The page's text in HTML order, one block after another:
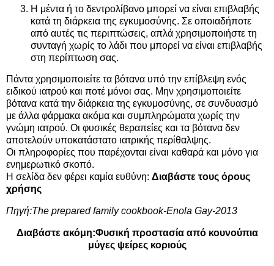
Η μέντα ή το δεντρολίβανο μπορεί να είναι επιβλαβής
κατά τη διάρκεια της εγκυμοσύνης. Σε οποιαδήποτε
από αυτές τις περιπτώσεις, απλά χρησιμοποιήστε τη
συνταγή χωρίς το λάδι που μπορεί να είναι επιβλαβής
στη περίπτωση σας.
Πάντα χρησιμοποιείτε τα βότανα υπό την επίβλεψη ενός
ειδικού ιατρού και ποτέ μόνοι σας. Μην χρησιμοποιείτε
βότανα κατά την διάρκεια της εγκυμοσύνης, σε συνδυασμό
με άλλα φάρμακα ακόμα και συμπληρώματα χωρίς την
γνώμη ιατρού. Οι φυσικές θεραπείες και τα βότανα δεν
αποτελούν υποκατάστατο ιατρικής περίθαλψης.
Οι πληροφορίες που παρέχονται είναι καθαρά και μόνο για
ενημερωτικό σκοπό.
Η σελίδα δεν φέρει καμία ευθύνη: Διαβάστε τους όρους
χρήσης
Πηγή:The prepared family cookbook-Enola Gay-2013
Διαβάστε ακόμη:Φυσική προστασία από κουνούπια
μύγες ψείρες κοριούς